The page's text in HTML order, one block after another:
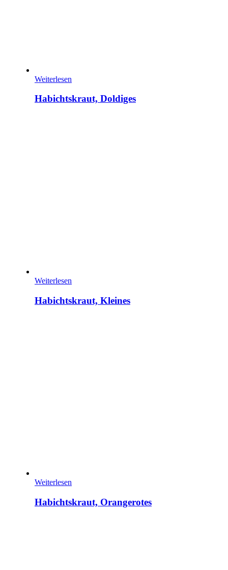
Weiterlesen
Habichtskraut, Doldiges
Weiterlesen
Habichtskraut, Kleines
Weiterlesen
Habichtskraut, Orangerotes